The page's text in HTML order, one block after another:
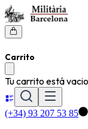
Carrito
Tu carrito está vacio
(+34) 93 207 53 85